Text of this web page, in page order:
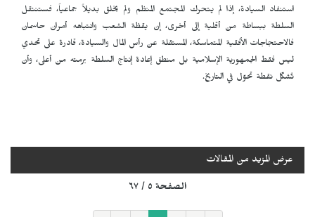
استنفاد السيادة، إذا لم يتحرك المجتمع المنظم ولم يخلق بديلاً جماعياً، فستنتقل
السلطة ببساطة من أقلية إلى أخرى، إن يقظة الشعب وانتباهه أمران حاسمان
فالاحتجاجات الأفقية المتماسكة، المستقلة عن رأس المال والسيادة، قادرة على تحدي
ليس فقط الجمهورية الإسلامية بل منطق إعادة إنتاج السلطة برمته من أعلى، وأن
تُشكّل نقطة تحوّل في التاريخ.
عرض المزيد من المقالات
الصفحة ٥ / ٦٧